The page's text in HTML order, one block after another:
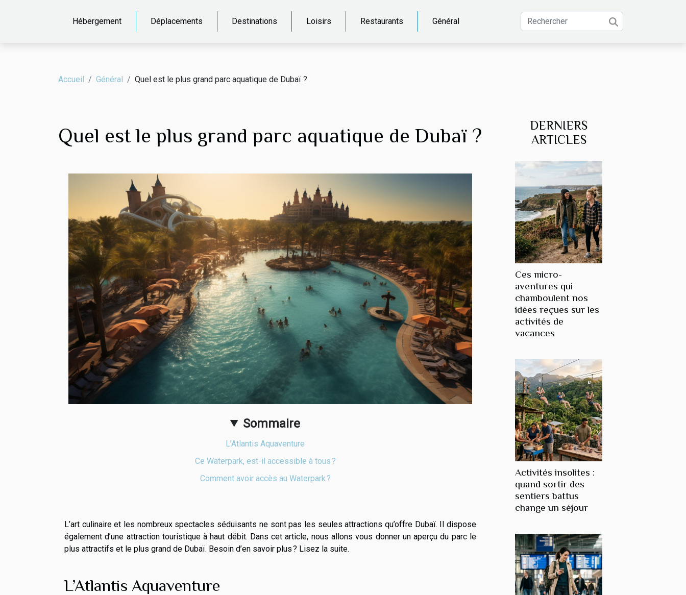
Hébergement Déplacements Destinations Loisirs Restaurants Général
Accueil Général Quel est le plus grand parc aquatique de Dubaï ?
Quel est le plus grand parc aquatique de Dubaï ?
Sommaire
L’Atlantis Aquaventure
Ce Waterpark, est-il accessible à tous ?
Comment avoir accès au Waterpark ?
L’art culinaire et les nombreux spectacles séduisants ne sont pas les seules attractions qu’offre Dubaï. Il dispose
également d’une attraction touristique à haut débit. Dans cet article, nous allons vous donner un aperçu du parc le
plus attractifs et le plus grand de Dubaï. Besoin d’en savoir plus ? Lisez la suite.
L’Atlantis Aquaventure
DERNIERS
ARTICLES
Ces micro-
aventures qui
chamboulent nos
idées reçues sur les
activités de
vacances
Activités insolites :
quand sortir des
sentiers battus
change un séjour